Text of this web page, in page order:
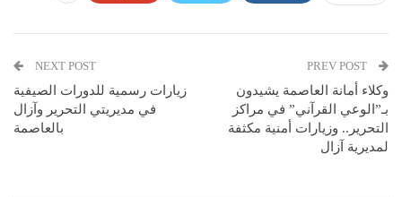
وكلاء أمانة العاصمة يشيدون
بـ”الوعي القرآني” في مراكز
التحرير.. وزيارات أمنية مكثفة
لمديرية آزال
NEXT POST
زيارات رسمية للدورات الصيفية
في مديريتي التحرير وآزال
بالعاصمة